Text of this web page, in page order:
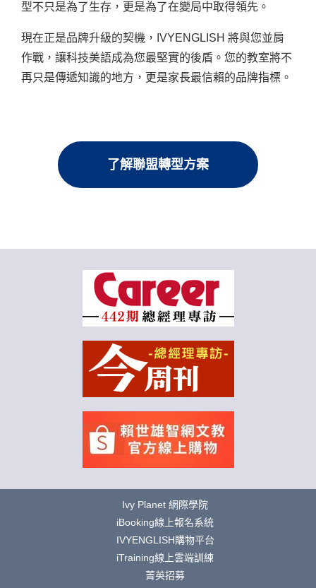
型不只是為了生存，更是為了在變局中取得領先。
現在正是品牌升級的契機，IVYENGLISH 將與您並肩
作戰，讓科技美語成為您最堅實的後盾。您的教室將不
再只是傳遞知識的地方，更是家長最信賴的品牌指標。
了解聯盟轉型方案
Ivy Planet 網際學院
iBooking線上報名系統
IVYENGLISH購物平台
iTraining線上雲端訓練
菁英招募